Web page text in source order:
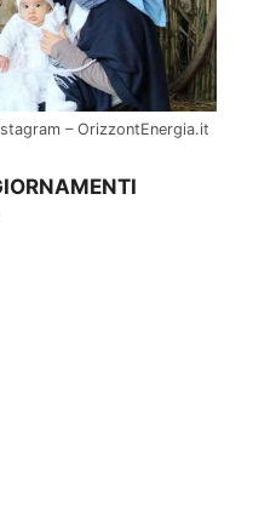
– OrizzontEnergia.it